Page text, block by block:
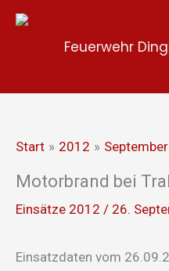
Zum
Feuerwehr
Start 2012 September
Motorbrand bei
Einsätze 2012 / 26.
Einsatzdaten vom